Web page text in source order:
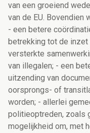
van een groeiend
van de EU. Bovendien
- een betere
betrekking tot de
versterkte
van illegalen; - een
uitzending van
oorsprongs- of
worden; - allerlei
politieoptreden, zoals
mogelijkheid om, met